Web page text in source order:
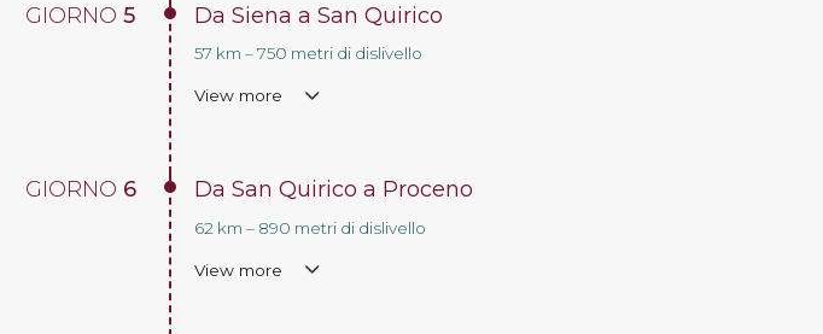
GIORNO5 Da Siena a San Quirico
57 km – 750 metri di dislivello
View more
GIORNO 6 Da San Quirico a Proceno
62 km – 890 metri di dislivello
View more